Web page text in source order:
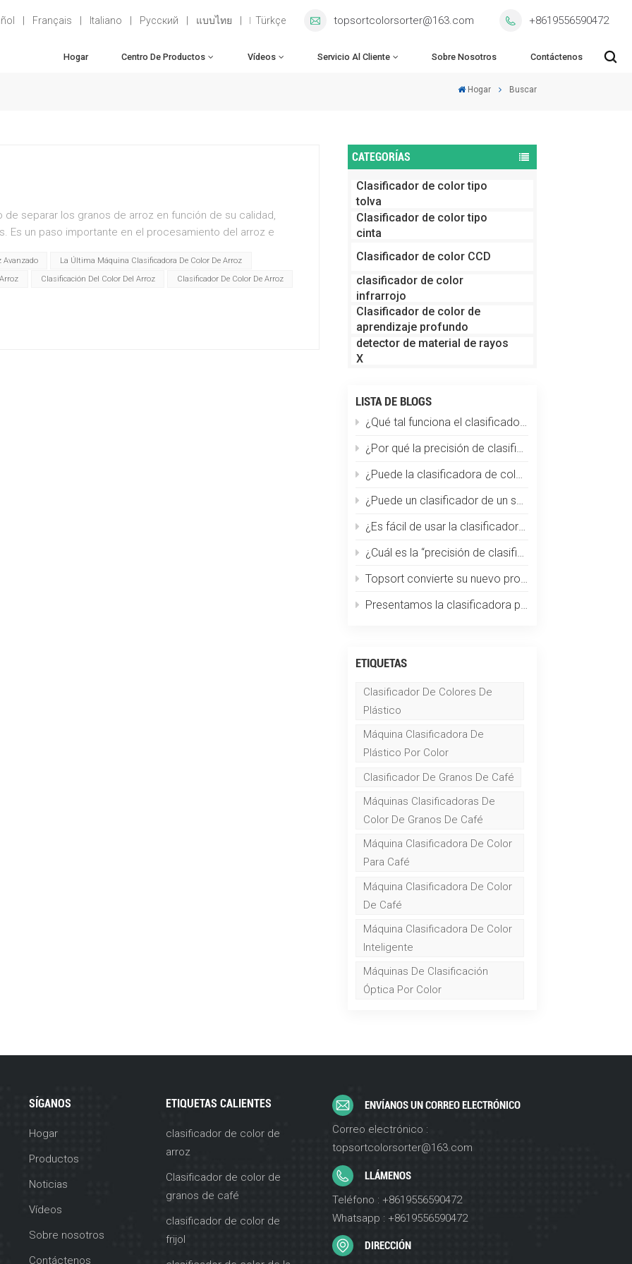
Français Italiano Русский แบบไทย Türkçe topsortcolorsorter@163.com +8619556590472
Hogar Centro De Productos Vídeos Servicio Al Cliente Sobre Nosotros Contáctenos
Hogar Buscar
CATEGORÍAS
Clasificador de color tipo
tolva
Clasificador de color tipo
cinta
Clasificador de color CCD
clasificador de color
infrarrojo
Clasificador de color de
aprendizaje profundo
detector de material de rayos
X
LISTA DE BLOGS
¿Qué tal funciona el clasificador de color en la clasificación de partículas de plástico?
¿Por qué la precisión de clasificación disminuye repentinamente?
¿Puede la clasificadora de color Topsort clasificar los granos de café por tamaño, color y defectos a la vez?
¿Puede un clasificador de un solo color manejar múltiples materiales?
¿Es fácil de usar la clasificadora de café por color? ¿Requiere capacitación especializada?
¿Cuál es la “precisión de clasificación” de una máquina clasificadora óptica de color?
Topsort convierte su nuevo producto en el clasificador de color más pequeño del mundo
Presentamos la clasificadora por color de trigo Topsort: una revolución en la tecnología de clasificación de granos
ETIQUETAS
Clasificador De Colores De
Plástico
Máquina Clasificadora De
Plástico Por Color
Clasificador De Granos De Café
Máquinas Clasificadoras De
Color De Granos De Café
Máquina Clasificadora De Color
Para Café
Máquina Clasificadora De Color
De Café
Máquina Clasificadora De Color
Inteligente
Máquinas De Clasificación
Óptica Por Color
separar los granos de arroz en función de su calidad,
Es un paso importante en el procesamiento del arroz e
los granos defectuosos y los materiales extraños,
granos de arroz de alta calidad. Estos son
arroz: 1. Clasificación de calidad: las clasificadoras de
ópticos que pueden identificar y eliminar granos con
granos calcáreos, granos rotos o granos con
Avanzado
La Última Máquina Clasificadora De Color De Arroz
Clasificación Del Color Del Arroz Clasificador De Color De Arroz
SÍGANOS
Hogar
Productos
Noticias
Vídeos
Sobre nosotros
Contáctenos
ETIQUETAS CALIENTES
clasificador de color de
arroz
Clasificador de color de
granos de café
clasificador de color de
frijol
ENVÍANOS UN CORREO ELECTRÓNICO
Correo electrónico :
topsortcolorsorter@163.com
LLÁMENOS
Teléfono : +8619556590472
Whatsapp : +8619556590472
DIRECCIÓN